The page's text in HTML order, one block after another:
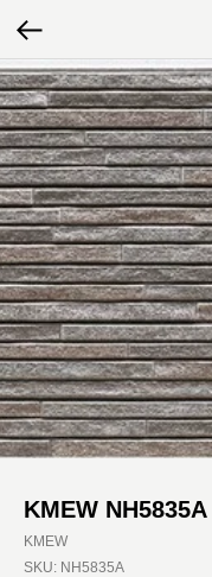
KMEW NH5835A
KMEW
SKU: NH5835A